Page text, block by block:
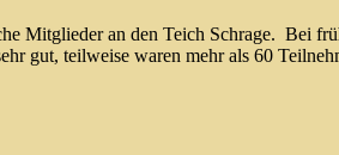
Mitglieder an den Teich Schrage. Bei
gut, teilweise waren mehr als 60